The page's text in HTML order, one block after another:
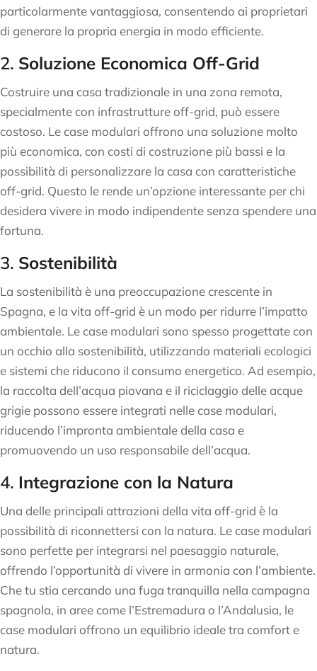
particolarmente vantaggiosa, consentendo ai proprietari
di generare la propria energia in modo efficiente.
2. Soluzione Economica Off-Grid
Costruire una casa tradizionale in una zona remota,
specialmente con infrastrutture off-grid, può essere
costoso. Le case modulari offrono una soluzione molto
più economica, con costi di costruzione più bassi e la
possibilità di personalizzare la casa con caratteristiche
off-grid. Questo le rende un’opzione interessante per chi
desidera vivere in modo indipendente senza spendere una
fortuna.
3. Sostenibilità
La sostenibilità è una preoccupazione crescente in
Spagna, e la vita off-grid è un modo per ridurre l’impatto
ambientale. Le case modulari sono spesso progettate con
un occhio alla sostenibilità, utilizzando materiali ecologici
e sistemi che riducono il consumo energetico. Ad esempio,
la raccolta dell’acqua piovana e il riciclaggio delle acque
grigie possono essere integrati nelle case modulari,
riducendo l’impronta ambientale della casa e
promuovendo un uso responsabile dell’acqua.
4. Integrazione con la Natura
Una delle principali attrazioni della vita off-grid è la
possibilità di riconnettersi con la natura. Le case modulari
sono perfette per integrarsi nel paesaggio naturale,
offrendo l’opportunità di vivere in armonia con l’ambiente.
Che tu stia cercando una fuga tranquilla nella campagna
spagnola, in aree come l’Estremadura o l’Andalusia, le
case modulari offrono un equilibrio ideale tra comfort e
natura.